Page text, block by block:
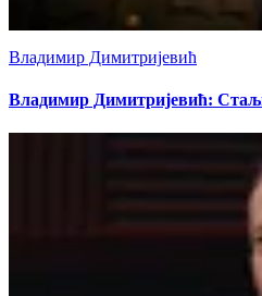
Владимир Димитријевић
Владимир Димитријевић: